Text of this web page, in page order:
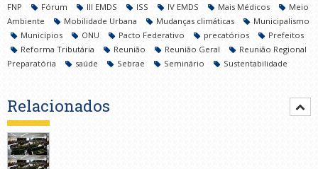
FNP
Fórum III EMDS ISS IV EMDS Mais Médicos
Meio
Ambiente
Mobilidade Urbana Mudanças climáticas
Municipalismo
Municípios
ONU Pacto Federativo precatórios
Prefeitos
Reforma Tributária
Reunião Reunião Geral
Reunião Regional
Preparatória
saúde Sebrae Seminário Sustentabilidade
Relacionados